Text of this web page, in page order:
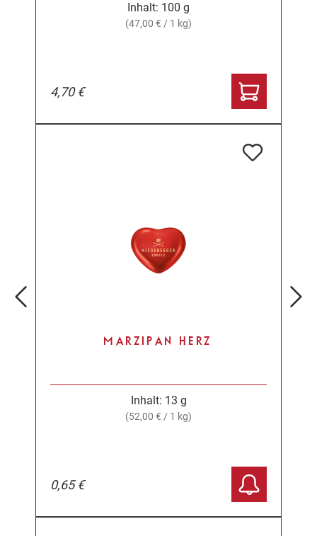
Inhalt: 100 g
(47,00 € / 1 kg)
4,70 €
MARZIPAN HERZ
Inhalt: 13 g
(52,00 € / 1 kg)
0,65 €